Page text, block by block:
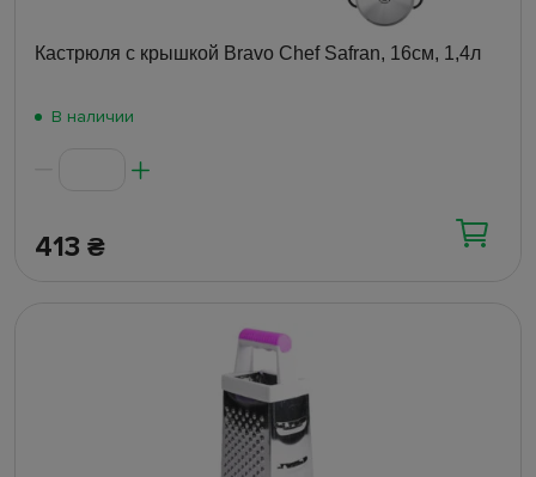
Кастрюля с крышкой Bravo Chef Safran, 16см, 1,4л
В наличии
413 ₴